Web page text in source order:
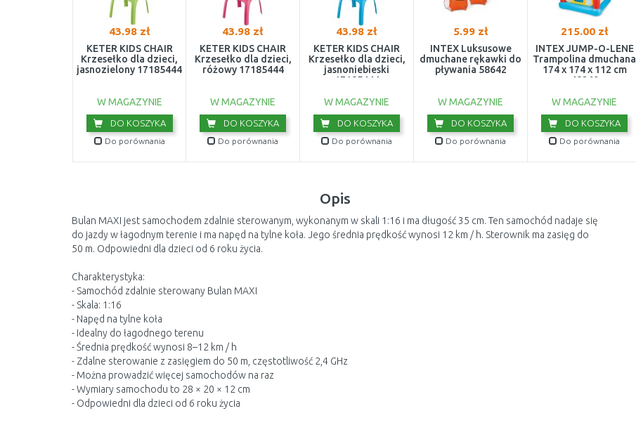
43.98 zł
KETER KIDS CHAIR
Krzesełko dla dzieci,
jasnozielony 17185444
W MAGAZYNIE
DO KOSZYKA
Do porównania
43.98 zł
KETER KIDS CHAIR
Krzesełko dla dzieci,
różowy 17185444
W MAGAZYNIE
DO KOSZYKA
Do porównania
43.98 zł
KETER KIDS CHAIR
Krzesełko dla dzieci,
jasnoniebieski
17185444
W MAGAZYNIE
DO KOSZYKA
Do porównania
5.99 zł
INTEX Luksusowe
dmuchane rękawki do
pływania 58642
W MAGAZYNIE
DO KOSZYKA
Do porównania
215.00 zł
INTEX JUMP-O-LENE
Trampolina dmuchana
174 x 174 x 112 cm
48260
W MAGAZYNIE
DO KOSZYKA
Do porównania
Opis
Bulan MAXI jest samochodem zdalnie sterowanym, wykonanym w skali 1:16 i ma długość 35 cm. Ten samochód nadaje się
do jazdy w łagodnym terenie i ma napęd na tylne koła. Jego średnia prędkość wynosi 12 km / h. Sterownik ma zasięg do
50 m. Odpowiedni dla dzieci od 6 roku życia.
Charakterystyka:
- Samochód zdalnie sterowany Bulan MAXI
- Skala: 1:16
- Napęd na tylne koła
- Idealny do łagodnego terenu
- Średnia prędkość wynosi 8–12 km / h
- Zdalne sterowanie z zasięgiem do 50 m, częstotliwość 2,4 GHz
- Można prowadzić więcej samochodów na raz
- Wymiary samochodu to 28 × 20 × 12 cm
- Odpowiedni dla dzieci od 6 roku życia